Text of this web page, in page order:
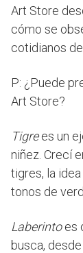
Art Store
cómo se
cotidianos
P: ¿Puede
Art Store?
Tigrees un
niñez. Crecí
tigres, la
tonos de
Laberintoes
busca,